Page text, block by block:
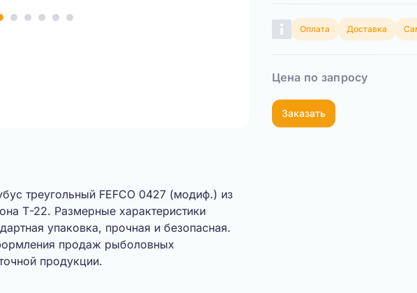
Оплата Доставка
Цена по запросу
Заказать
треугольный FEFCO 0427 (модиф.) из
Т-22. Размерные характеристики
упаковка, прочная и безопасная.
продаж рыболовных
продукции.